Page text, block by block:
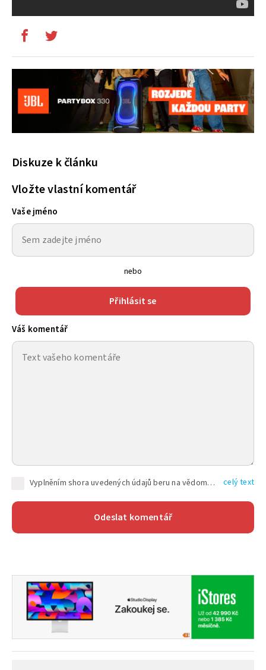
Diskuze k článku
Vložte vlastní komentář
Vaše jméno
nebo
Přihlásit se
Váš komentář
Vyplněním shora uvedených údajů beru na vědomí, že společnost TEXT FACTORY s.r.o., sídlem Brno, Durďákova 336/29, Černá Pole, PSČ: 613 00, IČ: 06157831, zapsané u Krajského soudu v Brně, oddíl C, vložka 100399, bude zpracovávat mé osobní údaje uvedené v rámci mnou vyplněného registračního formuláře na základě oprávněných zájmů TEXT FACTORY s.r.o. dle čl. 6 odst. 1 písm. f) GDPR a pro splnění právních povinností (čl. 6 odst. 1 písm. c) GDPR), a to pro tyto účely: nezbytnost zajistit oprávnění návštěvníka webových stránek provozovaných společností TEXT FACTORY s.r.o. přispívat aktivně ke zveřejněným článkům nebo v rámci diskusních fór a výkon práv TEXT FACTORY s.r.o. jako administrátora těchto diskusních fór. Více informací o zpracování osobních údajů a právech lze nalézt v celý text